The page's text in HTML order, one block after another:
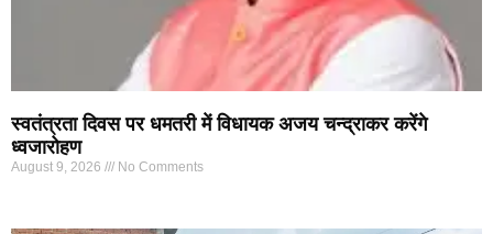
स्वतंत्रता दिवस पर धमतरी में विधायक अजय चन्द्राकर करेंगे
ध्वजारोहण
August 9, 2026 No Comments